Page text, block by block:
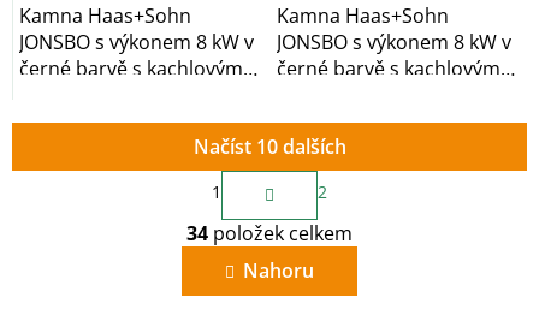
Kamna Haas+Sohn
JONSBO s výkonem 8 kW v
černé barvě s kachlovým
Kamna Haas+Sohn
JONSBO s výkonem 8 kW v
černé barvě s kachlovým
O
v
l
á
Načíst 10 dalších
S
t
r
á
n
k
o
1 2
34 položek celkem
Nahoru